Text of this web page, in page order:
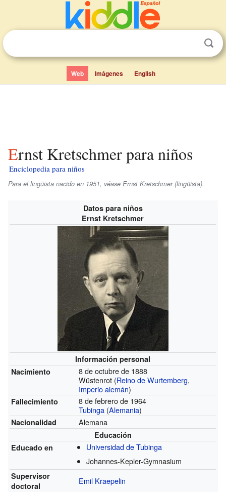
Web Imágenes English
Ernst Kretschmer para niños
Enciclopedia para niños
Para el lingüista nacido en 1951, véase Ernst Kretschmer (lingüista).
Datos para niños
Ernst Kretschmer
Información personal
Nacimiento
8 de octubre de 1888
Wüstenrot (Reino de Wurtemberg,
Imperio alemán)
Fallecimiento
8 de febrero de 1964
Tubinga (Alemania)
Nacionalidad Alemana
Educación
Educado en
Universidad de Tubinga
Johannes-Kepler-Gymnasium
Supervisor
doctoral
Emil Kraepelin